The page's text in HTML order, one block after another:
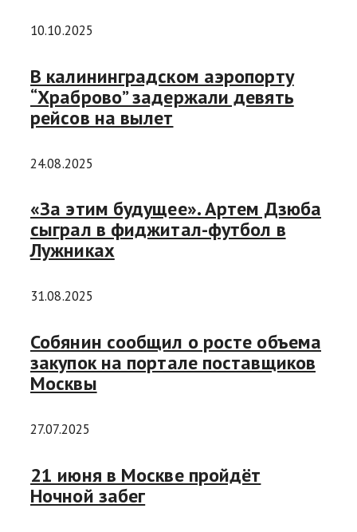
10.10.2025
В калининградском аэропорту
“Храброво” задержали девять
рейсов на вылет
24.08.2025
«За этим будущее». Артем Дзюба
сыграл в фиджитал-футбол в
Лужниках
31.08.2025
Собянин сообщил о росте объема
закупок на портале поставщиков
Москвы
27.07.2025
21 июня в Москве пройдёт
Ночной забег